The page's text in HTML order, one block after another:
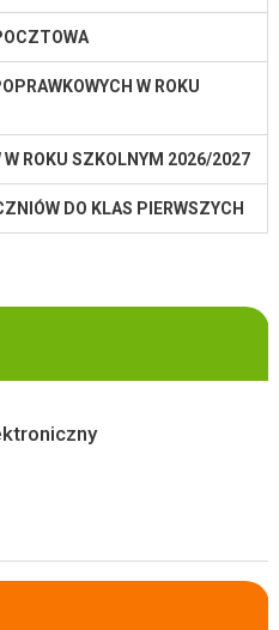
W ROKU
ROKU SZKOLNYM 2026/2027
DO KLAS PIERWSZYCH